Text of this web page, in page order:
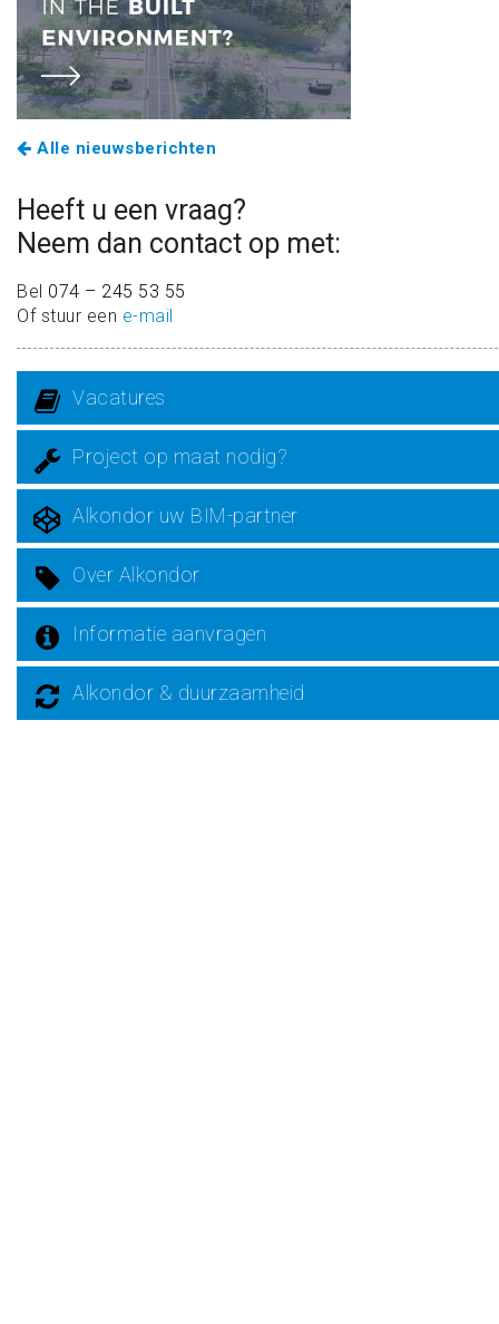
Alle nieuwsberichten
Heeft u een vraag?
Neem dan contact op met:
Bel 074 – 245 53 55
Of stuur een e-mail
Vacatures
Project op maat nodig?
Alkondor uw BIM-partner
Over Alkondor
Informatie aanvragen
Alkondor & duurzaamheid